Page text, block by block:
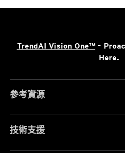
TrendAI Vision One™-
Here.
參考資源
技術支援